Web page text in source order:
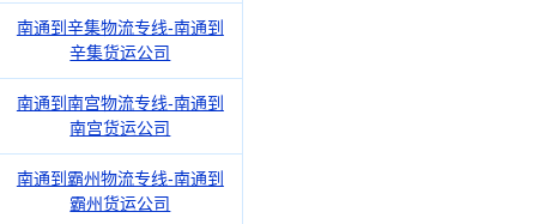
南通到辛集物流专线-南通到
辛集货运公司
南通到南宫物流专线-南通到
南宫货运公司
南通到霸州物流专线-南通到
霸州货运公司